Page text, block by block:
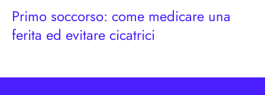
Primo soccorso: come medicare una
ferita ed evitare cicatrici